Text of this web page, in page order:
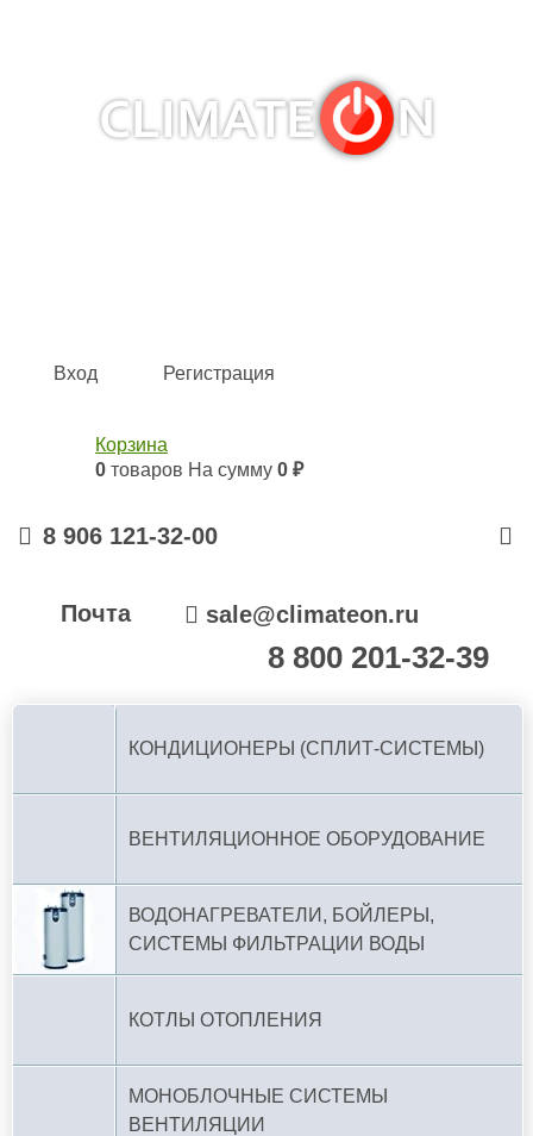
Вход Регистрация
Корзина
0 товаров На сумму 0 ₽
8 906 121-32-00
Почта sale@climateon.ru
8 800 201-32-39
КОНДИЦИОНЕРЫ (СПЛИТ-СИСТЕМЫ)
ВЕНТИЛЯЦИОННОЕ ОБОРУДОВАНИЕ
ВОДОНАГРЕВАТЕЛИ, БОЙЛЕРЫ,
СИСТЕМЫ ФИЛЬТРАЦИИ ВОДЫ
КОТЛЫ ОТОПЛЕНИЯ
МОНОБЛОЧНЫЕ СИСТЕМЫ
ВЕНТИЛЯЦИИ